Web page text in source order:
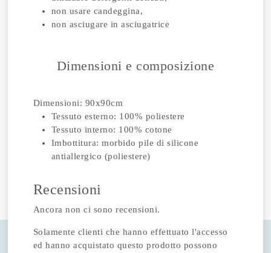
non usare candeggina,
non asciugare in asciugatrice
Dimensioni e composizione
Dimensioni: 90x90cm
Tessuto esterno: 100% poliestere
Tessuto interno: 100% cotone
Imbottitura: morbido pile di silicone
antiallergico (poliestere)
Recensioni
Ancora non ci sono recensioni.
Solamente clienti che hanno effettuato l'accesso
ed hanno acquistato questo prodotto possono